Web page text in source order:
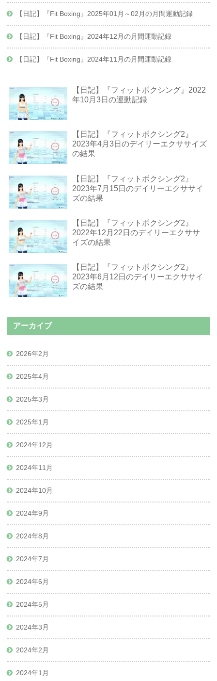
【日記】『Fit Boxing』2025年01月～02月の月間運動記録
【日記】『Fit Boxing』2024年12月の月間運動記録
【日記】『Fit Boxing』2024年11月の月間運動記録
【日記】『フィットボクシング』2022
年10月3日の運動記録
【日記】『フィットボクシング2』
2023年4月3日のデイリーエクササイズ
の結果
【日記】『フィットボクシング2』
2023年7月15日のデイリーエクササイ
ズの結果
【日記】『フィットボクシング2』
2022年12月22日のデイリーエクササ
イズの結果
【日記】『フィットボクシング2』
2023年6月12日のデイリーエクササイ
ズの結果
アーカイブ
2026年2月
2025年4月
2025年3月
2025年1月
2024年12月
2024年11月
2024年10月
2024年9月
2024年8月
2024年7月
2024年6月
2024年5月
2024年3月
2024年2月
2024年1月